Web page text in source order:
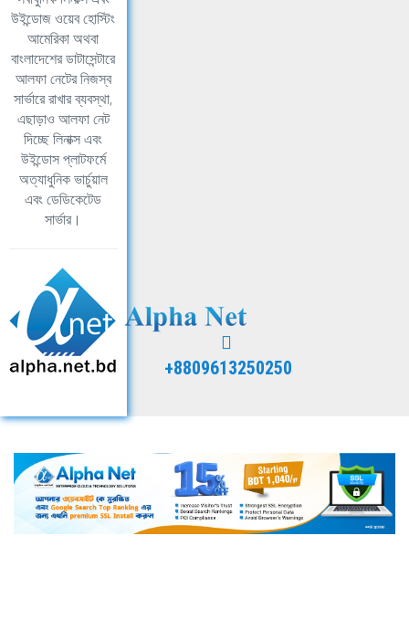
উইন্ডোজ ওয়েব হোস্টিং
আমেরিকা অথবা
বাংলাদেশের ডাটাসেন্টারে
আলফা নেটের নিজস্ব
সার্ভারে রাখার ব্যবস্থা,
এছাড়াও আলফা নেট
দিচ্ছে লিনাক্স এবং
উইন্ডোস প্লাটফর্মে
অত্যাধুনিক ভার্চুয়াল
এবং ডেডিকেটেড
সার্ভার।
+8809613250250